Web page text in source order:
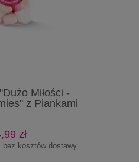
Miłości -
z Piankami
zł
bez kosztów dostawy